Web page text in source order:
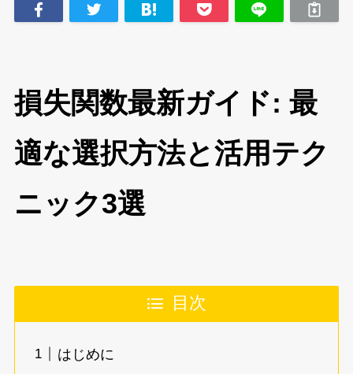
損失関数最新ガイド: 最
適な選択方法と活用テク
ニック3選
目次
はじめに